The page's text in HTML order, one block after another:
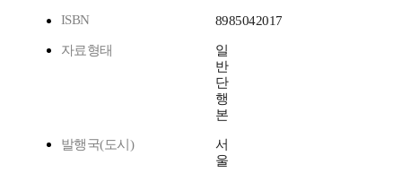
ISBN
8985042017
자료형태
일
반
단
행
본
발행국(도시)
서
울